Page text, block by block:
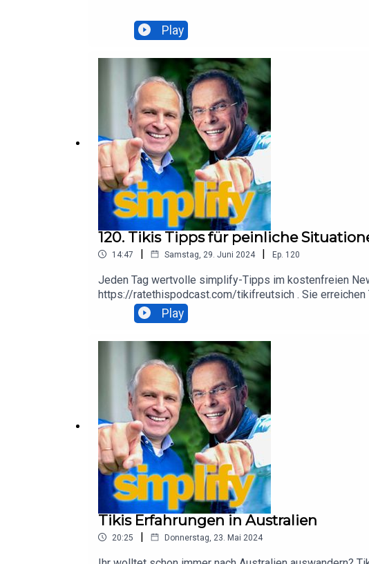
Play
120. Tikis Tipps für peinliche
14:47 | Samstag, 29. Juni 2024 | Ep. 120
Jeden Tag wertvolle simplify-Tipps im kostenfreien
https://ratethispodcast.com/tikifreutsich . Sie erreichen
Play
Tikis Erfahrungen in Australien
20:25 | Donnerstag, 23. Mai 2024